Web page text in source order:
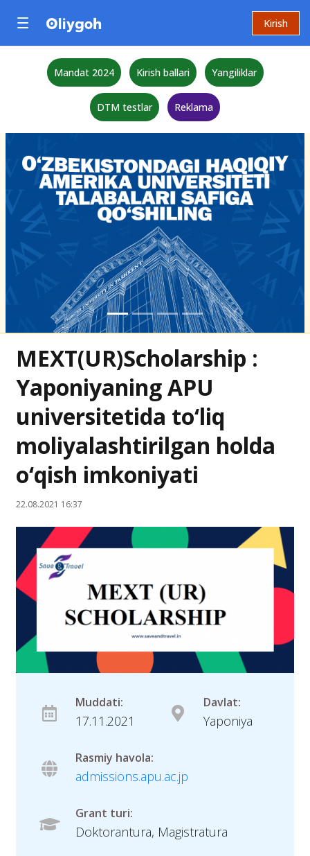
Kirish
Mandat 2024 Kirish ballari Yangiliklar
DTM testlar Reklama
MEXT(UR)Scholarship :
Yaponiyaning APU
universitetida to‘liq
moliyalashtirilgan holda
o‘qish imkoniyati
22.08.2021 16:37
Muddati:
17.11.2021
Davlat:
Yaponiya
Rasmiy havola:
admissions.apu.ac.jp
Grant turi:
Doktorantura, Magistratura